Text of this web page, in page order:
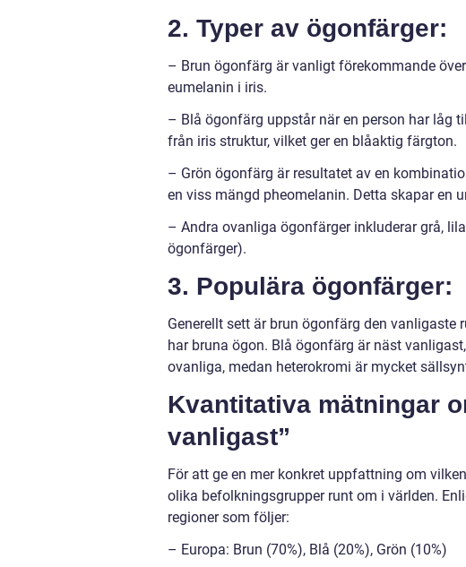
2. Typer av ögonfärger:
– Brun ögonfärg är vanligt förekommande
eumelanin i iris.
– Blå ögonfärg uppstår när en person har låg
från iris struktur, vilket ger en blåaktig färgton.
– Grön ögonfärg är resultatet av en
en viss mängd pheomelanin. Detta skapar en
– Andra ovanliga ögonfärger inkluderar grå,
ögonfärger).
3. Populära ögonfärger:
Generellt sett är brun ögonfärg den vanligaste
har bruna ögon. Blå ögonfärg är näst
ovanliga, medan heterokromi är mycket
Kvantitativa mätningar
vanligast”
För att ge en mer konkret uppfattning om
olika befolkningsgrupper runt om i världen.
regioner som följer:
– Europa: Brun (70%), Blå (20%), Grön (10%)